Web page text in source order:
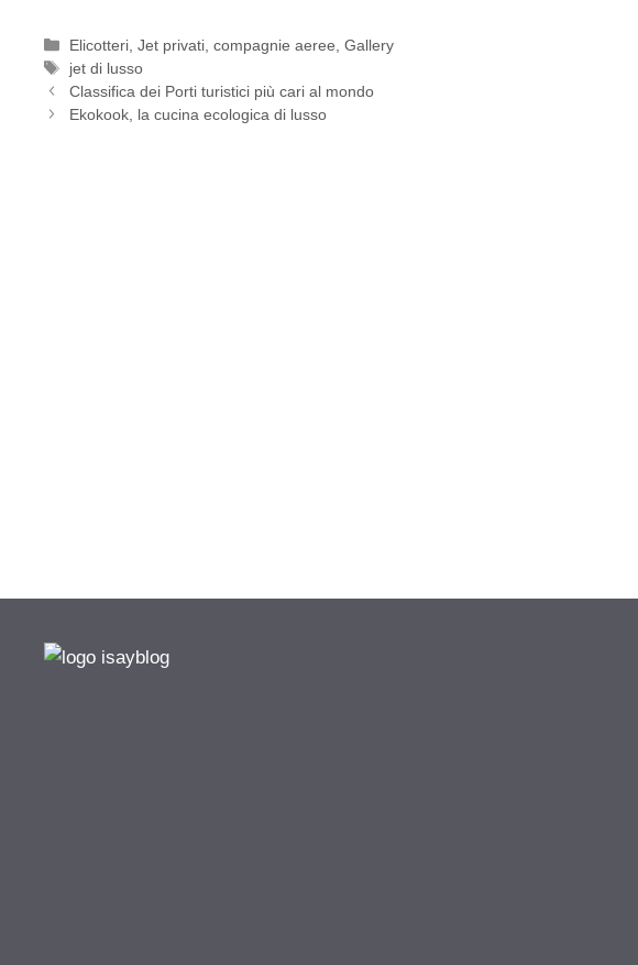
Categorie
Elicotteri, Jet privati, compagnie aeree ,Gallery
Tag
jet di lusso
Classifica dei Porti turistici più cari al mondo
Ekokook, la cucina ecologica di lusso